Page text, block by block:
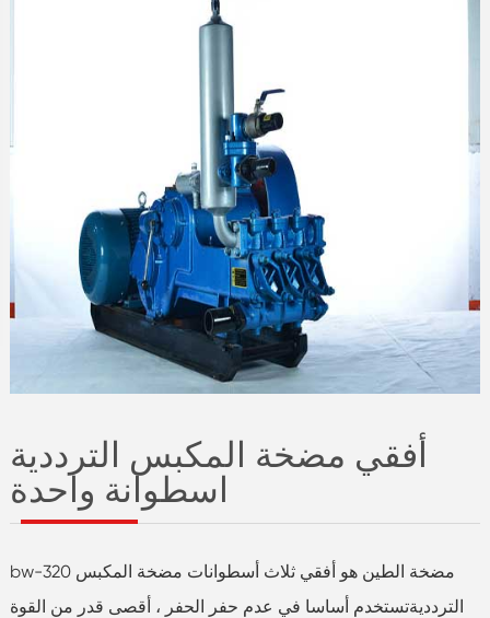
أفقي مضخة المكبس الترددية
اسطوانة واحدة
bw-320 مضخة الطين هو أفقي ثلاث أسطوانات مضخة المكبس
التردديةتستخدم أساسا في عدم حفر الحفر ، أقصى قدر من القوة